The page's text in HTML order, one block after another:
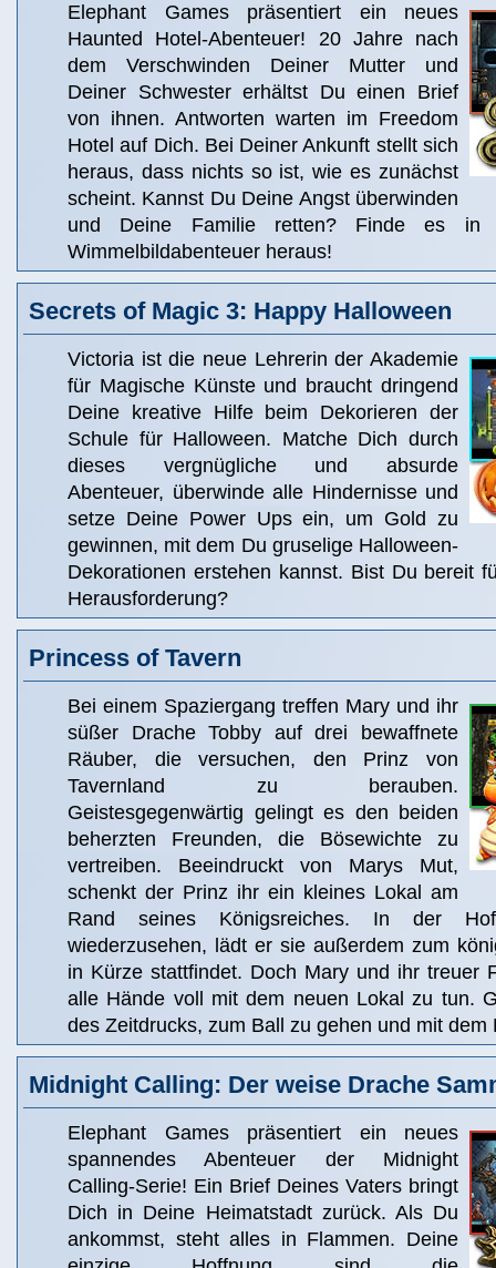
Elephant Games präsentiert ein neues
Haunted Hotel-Abenteuer! 20 Jahre nach
dem Verschwinden Deiner Mutter und
Deiner Schwester erhältst Du einen Brief
von ihnen. Antworten warten im Freedom
Hotel auf Dich. Bei Deiner Ankunft stellt sich
heraus, dass nichts so ist, wie es zunächst
scheint. Kannst Du Deine Angst überwinden
und Deine Familie retten? Finde es in
Wimmelbildabenteuer heraus!
Secrets of Magic 3: Happy Halloween
Victoria ist die neue Lehrerin der Akademie
für Magische Künste und braucht dringend
Deine kreative Hilfe beim Dekorieren der
Schule für Halloween. Matche Dich durch
dieses vergnügliche und absurde
Abenteuer, überwinde alle Hindernisse und
setze Deine Power Ups ein, um Gold zu
gewinnen, mit dem Du gruselige Halloween-
Dekorationen erstehen kannst. Bist Du bereit
Herausforderung?
Princess of Tavern
Bei einem Spaziergang treffen Mary und ihr
süßer Drache Tobby auf drei bewaffnete
Räuber, die versuchen, den Prinz von
Tavernland zu berauben.
Geistesgegenwärtig gelingt es den beiden
beherzten Freunden, die Bösewichte zu
vertreiben. Beeindruckt von Marys Mut,
schenkt der Prinz ihr ein kleines Lokal am
Rand seines Königsreiches. In der
wiederzusehen, lädt er sie außerdem zum
in Kürze stattfindet. Doch Mary und ihr treuer
alle Hände voll mit dem neuen Lokal zu tun.
des Zeitdrucks, zum Ball zu gehen und mit dem
Midnight Calling: Der weise Drache
Elephant Games präsentiert ein neues
spannendes Abenteuer der Midnight
Calling-Serie! Ein Brief Deines Vaters bringt
Dich in Deine Heimatstadt zurück. Als Du
ankommst, steht alles in Flammen. Deine